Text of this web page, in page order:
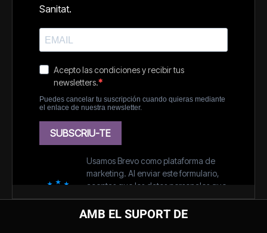
AMB EL SUPORT DE